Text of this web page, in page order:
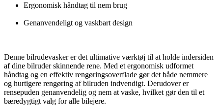
Ergonomisk håndtag til nem brug
Genanvendeligt og vaskbart design
Denne bilrudevasker er det ultimative værktøj til at holde indersiden
af ​​dine bilruder skinnende rene. Med et ergonomisk udformet
håndtag og en effektiv rengøringsoverflade gør det både nemmere
og hurtigere rengøring af bilruden indvendigt. Derudover er
rensepuden genanvendelig og nem at vaske, hvilket gør den til et
bæredygtigt valg for alle bilejere.